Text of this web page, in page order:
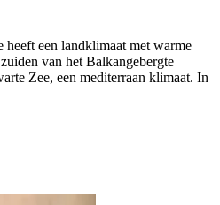
een landklimaat met warme
van het Balkangebergte
Zee, een mediterraan klimaat. In